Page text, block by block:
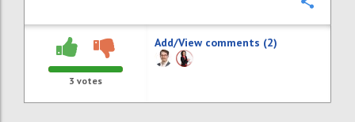
3 votes
Add/View comments (2)